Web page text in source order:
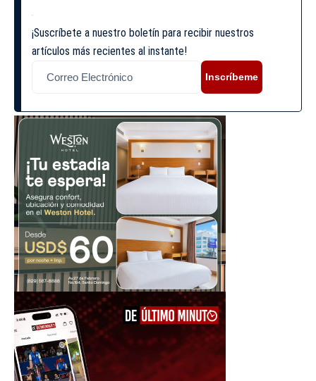
¡Suscríbete a nuestro boletín para recibir nuestros
artículos más recientes al instante!
Inscríbeme